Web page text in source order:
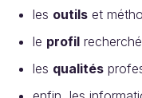
les outils et
le profil
les qualités